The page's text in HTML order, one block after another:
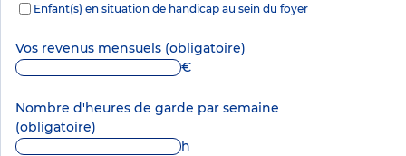
Enfant(s) en situation de handicap au sein du foyer
Vos revenus mensuels (obligatoire)
€
Nombre d'heures de garde par semaine
(obligatoire)
h